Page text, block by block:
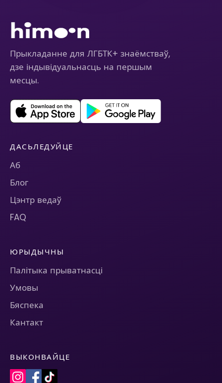
Прыкладанне для ЛГБТК+ знаёмстваў,
дзе індывідуальнасць на першым
месцы.
ДАСЬЛЕДУЙЦЕ
Аб
Блог
Цэнтр ведаў
FAQ
ЮРЫДЫЧНЫ
Палітыка прыватнасці
Умовы
Бяспека
Кантакт
ВЫКОНВАЙЦЕ